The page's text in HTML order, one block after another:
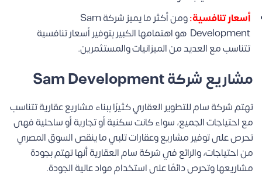
أسعار تنافسية:
ومن أكثر ما يميز شركة Sam
Development هو اهتمامها الكبير بتوفير أسعار تنافسية
تتناسب مع العديد من الميزانيات والمستثمرين.
مشاريع شركة Sam Development
تهتم شركة سام للتطوير العقاري كثيرًا ببناء مشاريع عقارية تتناسب
مع احتياجات الجميع، سواء كانت سكنية أو تجارية أو ساحلية فهى
تحرص على توفير مشاريع وعقارات تلبي ما ينقص السوق المصري
من احتياجات، والرائع في شركة سام العقارية أنها تهتم بجودة
مشاريعها وتحرص دائمًا على استخدام مواد عالية الجودة.